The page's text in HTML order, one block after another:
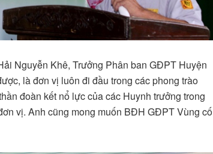
Nguyễn Khê, Trưởng Phân ban GĐPT Huyện
là đơn vị luôn đi đầu trong các phong trào
đoàn kết nổ lực của các Huynh trưởng trong
vị. Anh cũng mong muốn BĐH GĐPT Vùng cố